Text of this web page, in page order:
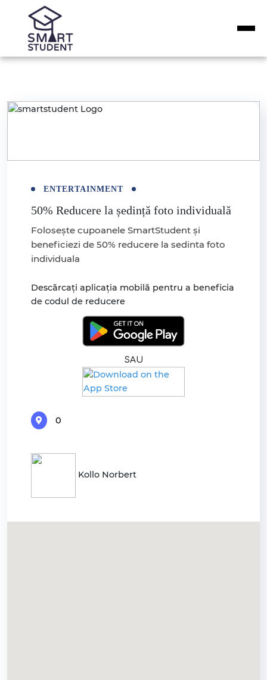
ENTERTAINMENT
50% Reducere la ședință foto individuală
Folosește cupoanele SmartStudent și
beneficiezi de 50% reducere la sedinta foto
individuala
Descărcați aplicația mobilă pentru a beneficia
de codul de reducere
SAU
0
Kollo Norbert